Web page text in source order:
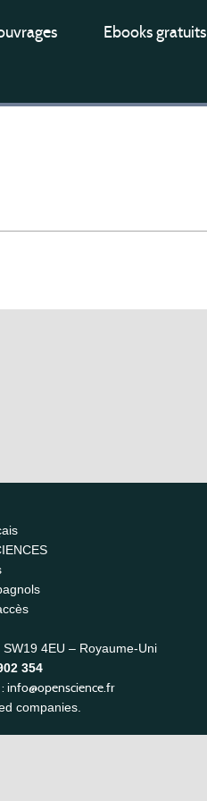
Ebooks gratuits
4EU – Royaume-Uni
354
info@openscience.fr
companies.